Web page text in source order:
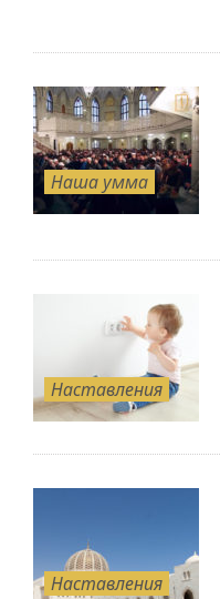
Наша умма
Наставления
Наставления